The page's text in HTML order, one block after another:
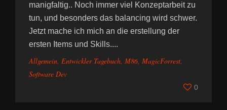
manigfaltig.. Noch immer viel Konzeptarbeit zu
tun, und besonders das balancing wird schwer.
Jetzt mache ich mich an die erstellung der
ersten Items und Skills....
Allgemein, Entwickler Tagebuch, M86, MagicForrest,
Software Dev
0